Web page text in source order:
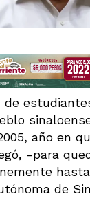
de
año en
-para
de